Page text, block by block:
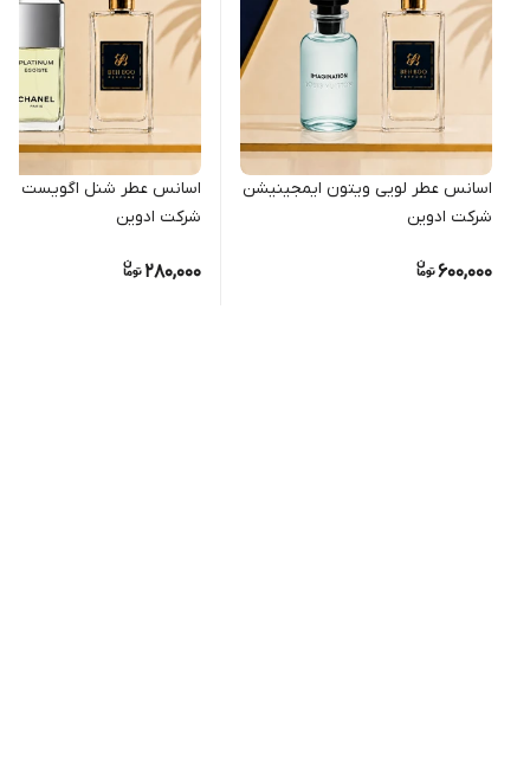
اسانس عطر لویی ویتون ایمجینیشن
شرکت ادوین
600,000
اسانس عطر شنل اگویست
شرکت ادوین
280,000